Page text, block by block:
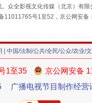
珠宝鉴定乱象
众全影视文化传媒（北京）有限
11011765号1至52，京公网安备
| 中国/法制/公共/全民/公众/农业/
1至35
京公网安备
广播电视节目制作经